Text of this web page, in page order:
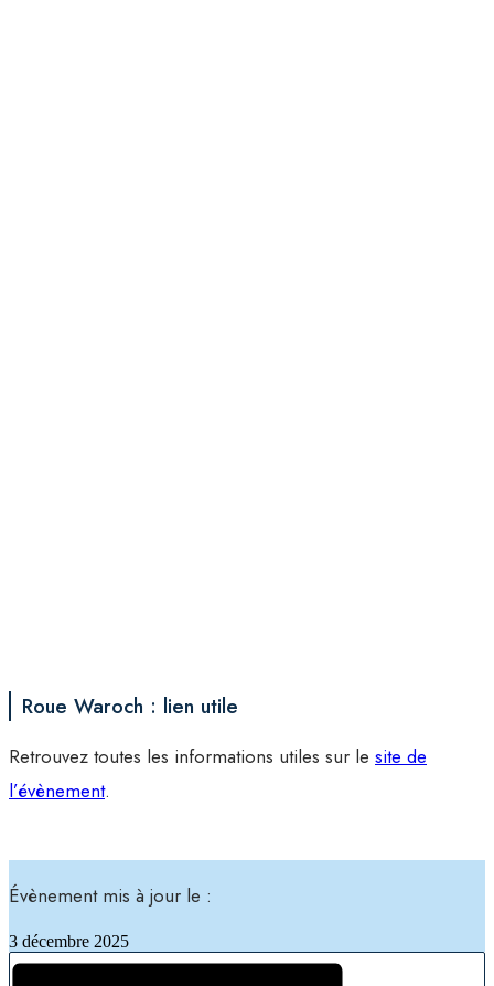
Roue Waroch : lien utile
Retrouvez toutes les informations utiles sur le site de
l’évènement.
Évènement mis à jour le :
3 décembre 2025